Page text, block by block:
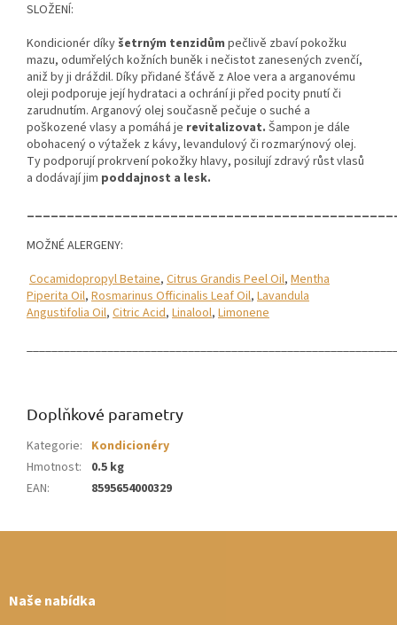
SLOŽENÍ:
Kondicionér díky šetrným tenzidům pečlivě zbaví pokožku
mazu, odumřelých kožních buněk i nečistot zanesených zvenčí,
aniž by ji dráždil. Díky přidané šťávě z Aloe vera a arganovému
oleji podporuje její hydrataci a ochrání ji před pocity pnutí či
zarudnutím. Arganový olej současně pečuje o suché a
poškozené vlasy a pomáhá je revitalizovat. Šampon je dále
obohacený o výtažek z kávy, levandulový či rozmarýnový olej.
Ty podporují prokrvení pokožky hlavy, posilují zdravý růst vlasů
a dodávají jim poddajnost a lesk.
MOŽNÉ ALERGENY:
Cocamidopropyl Betaine, Citrus Grandis Peel Oil, Mentha
Piperita Oil, Rosmarinus Officinalis Leaf Oil, Lavandula
Angustifolia Oil, Citric Acid, Linalool, Limonene
Doplňkové parametry
Kategorie: Kondicionéry
Hmotnost:
0.5 kg
EAN: 8595654000329
Naše nabídka